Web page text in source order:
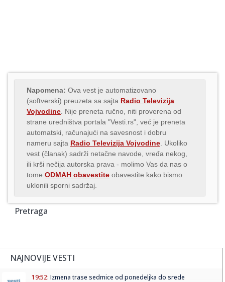
Napomena: Ova vest je automatizovano
(softverski) preuzeta sa sajta Radio Televizija
Vojvodine . Nije preneta ručno, niti proverena od
strane uredništva portala "Vesti.rs", već je preneta
automatski, računajući na savesnost i dobru
nameru sajta Radio Televizija Vojvodine . Ukoliko
vest (članak) sadrži netačne navode, vređa nekog,
ili krši nečija autorska prava - molimo Vas da nas o
tome ODMAH obavestite obavestite kako bismo
uklonili sporni sadržaj.
Pretraga
NAJNOVIJE VESTI
19:52: Izmena trase sedmice od ponedeljka do srede